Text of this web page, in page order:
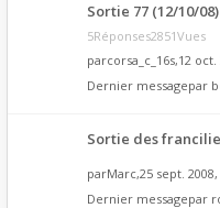
Sortie 77 (12/10/
5Réponses2851Vues
parcorsa_c_16s,12 oct.
Dernier messagepar
Sortie des
parMarc,25 sept. 2008,
Dernier messagepar